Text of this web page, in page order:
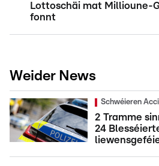
Lottoschäi mat Millioune-
fonnt
Weider News
Schwéieren
2 Tramme
24